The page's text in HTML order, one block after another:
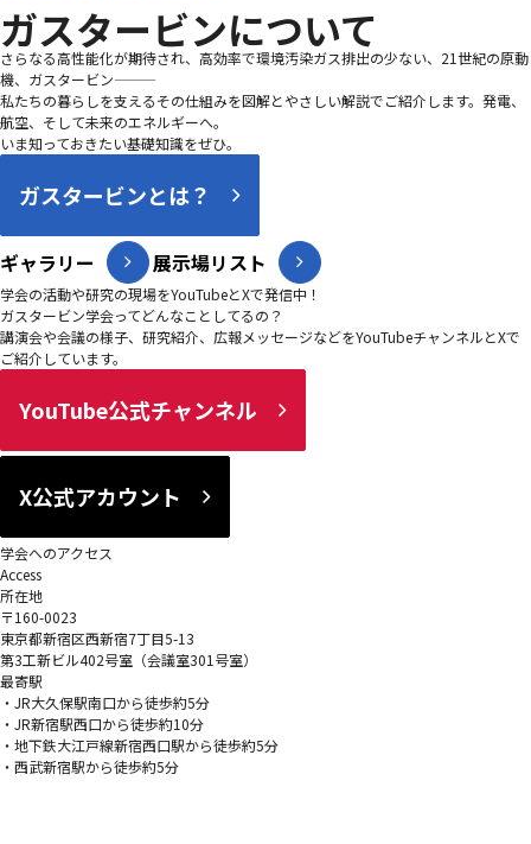
ガスタービンについて
さらなる高性能化が期待され、高効率で環境汚染ガス排出の少ない、21世紀の原動
機、ガスタービン―――
私たちの暮らしを支えるその仕組みを図解とやさしい解説でご紹介します。発電、
航空、そして未来のエネルギーへ。
いま知っておきたい基礎知識をぜひ。
ガスタービンとは？
ギャラリー 展示場リスト
学会の活動や研究の現場をYouTubeとXで発信中！
ガスタービン学会ってどんなことしてるの？
講演会や会議の様子、研究紹介、広報メッセージなどをYouTubeチャンネルとXで
ご紹介しています。
YouTube公式チャンネル
X公式アカウント
学会へのアクセス
Access
所在地
〒160-0023
東京都新宿区西新宿7丁目5-13
第3工新ビル402号室（会議室301号室）
最寄駅
・JR大久保駅南口から徒歩約5分
・JR新宿駅西口から徒歩約10分
・地下鉄大江戸線新宿西口駅から徒歩約5分
・西武新宿駅から徒歩約5分